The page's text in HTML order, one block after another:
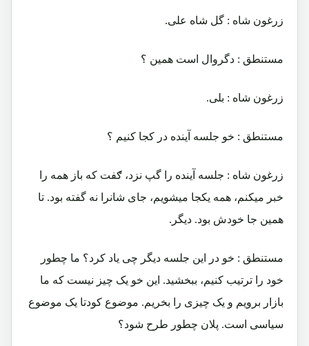
زرغون شاه : گل شاه علی.
مستنطق : دگروال است همین ؟
زرغون شاه : بلی.
مستنطق : خو جلسه آینده در کجا کنیم ؟
زرغون شاه : جلسه آینده را گپ نزد، ګفت که باز همه را
خبر میکنم، همه یکجا میشویم، جای شانرا نه گفته بود. تا
همین جا خودش بود. دیگر.
مستنطق : خو در این جلسه دیگر چی یاد کرد؟ ما چطور
خود را ترتیب کنیم، ببخشید. این خو یک چیز نیست که ما
بازار برویم و یک چیزی را بخریم. موضوع کودتا یک موضوع
سیاسی است. پلان چطور طرح شود؟